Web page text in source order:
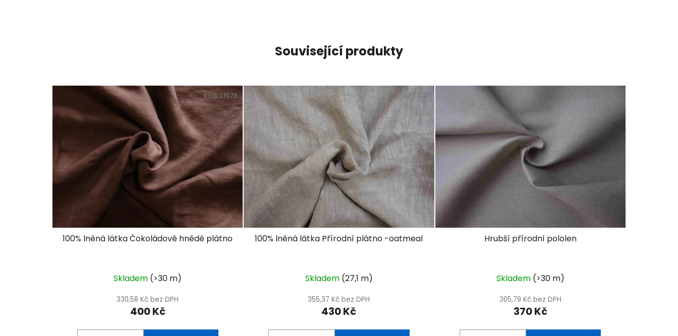
Související produkty
100% lněná látka Čokoládově hnědé plátno
Skladem (>30 m)
330,58 Kč bez DPH
400 Kč
Kód: L107B
100% lněná látka Přírodní plátno -oatmeal
Skladem (27,1 m)
355,37 Kč bez DPH
430 Kč
Kód:L101A
Hrubší přírodní pololen
Skladem (>30 m)
305,79 Kč bez DPH
370 Kč
Kód: